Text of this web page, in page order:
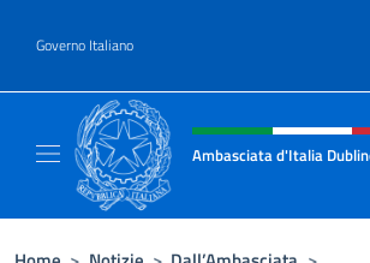
Governo Italiano
Intestazione sito,
Ambasciata d'Italia